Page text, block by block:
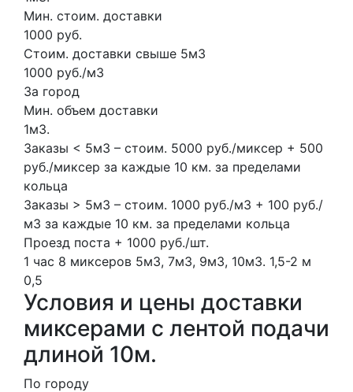
Мин. стоим. доставки
1000 руб.
Стоим. доставки свыше 5м3
1000 руб./м3
За город
Мин. объем доставки
1м3.
Заказы < 5м3 – стоим. 5000 руб./миксер + 500
руб./миксер за каждые 10 км. за пределами
кольца
Заказы > 5м3 – стоим. 1000 руб./м3 + 100 руб./
м3 за каждые 10 км. за пределами кольца
Проезд поста + 1000 руб./шт.
1 час 8 миксеров 5м3, 7м3, 9м3, 10м3. 1,5-2 м
0,5
Условия и цены доставки
миксерами с лентой подачи
длиной 10м.
По городу